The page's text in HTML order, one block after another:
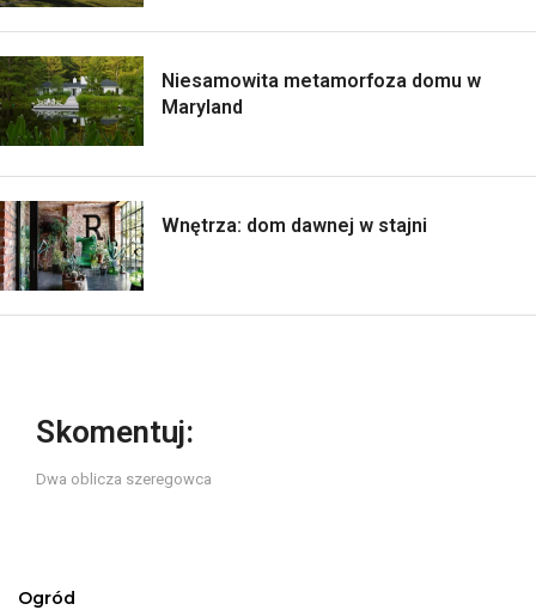
Niesamowita metamorfoza domu w
Maryland
Wnętrza: dom dawnej w stajni
Skomentuj:
Dwa oblicza szeregowca
Ogród